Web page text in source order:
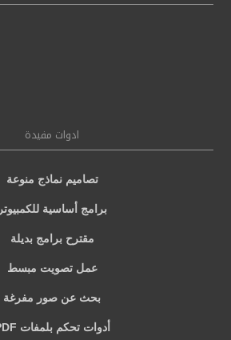
ادوات مفيدة
تصاميم نماذج منوعة
برامج أساسية للكمبيوتر
مقترح برامج بديلة
عمل تصويت مبسط
بحث عن صور مفرغة
أدوات تحكم بلمفات PDF